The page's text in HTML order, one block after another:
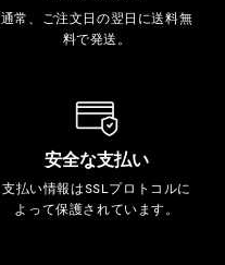
通常、ご注文日の翌日に送料無
料で発送。
安全な支払い
支払い情報はSSLプロトコルに
よって保護されています。